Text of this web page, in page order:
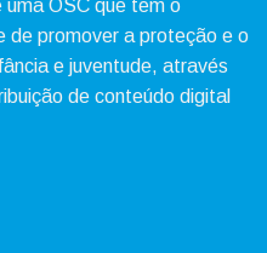
OSC que tem o
de promover a proteção e o
e juventude, através
de conteúdo digital